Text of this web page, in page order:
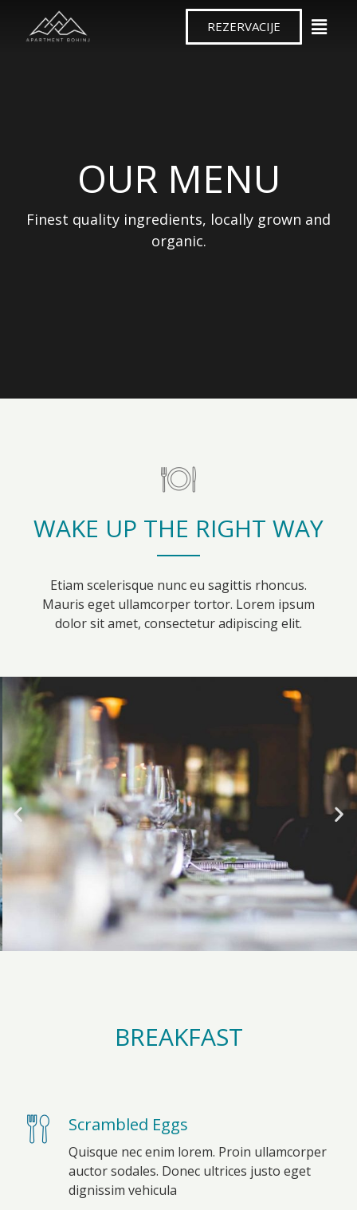
REZERVACIJE
OUR MENU
Finest quality ingredients, locally grown and
organic.
WAKE UP THE RIGHT WAY
Etiam scelerisque nunc eu sagittis rhoncus.
Mauris eget ullamcorper tortor. Lorem ipsum
dolor sit amet, consectetur adipiscing elit.
BREAKFAST
Scrambled Eggs
Quisque nec enim lorem. Proin ullamcorper
auctor sodales. Donec ultrices justo eget
dignissim vehicula